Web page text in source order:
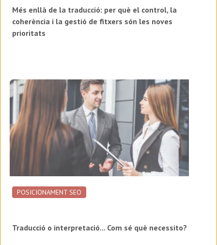
Més enllà de la traducció: per què el control, la
coherència i la gestió de fitxers són les noves
prioritats
POSICIONAMENT SEO
Traducció o interpretació... Com sé què necessito?